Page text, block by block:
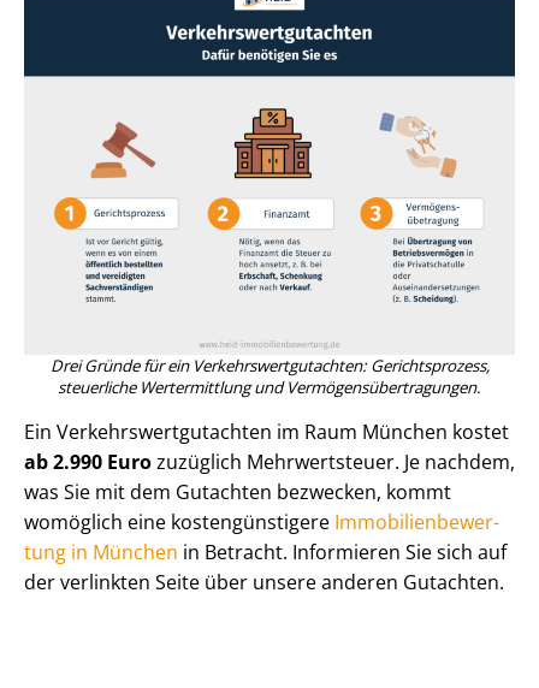
Drei Gründe für ein Ver­kehrs­wert­gut­ach­ten: Gerichtsprozess,
steuerliche Wertermittlung und Ver­mö­gens­über­tra­gun­gen.
Ein Ver­kehrs­wert­gut­ach­ten im Raum München kostet
ab 2.990 Eurozuzüglich Mehrwertsteuer. Je nachdem,
was Sie mit dem Gutachten bezwecken, kommt
womöglich eine kos­ten­güns­ti­ge­re Im­mo­bi­li­en­be­wer­
tung in München in Betracht. Informieren Sie sich auf
der verlinkten Seite über unsere anderen Gutachten.